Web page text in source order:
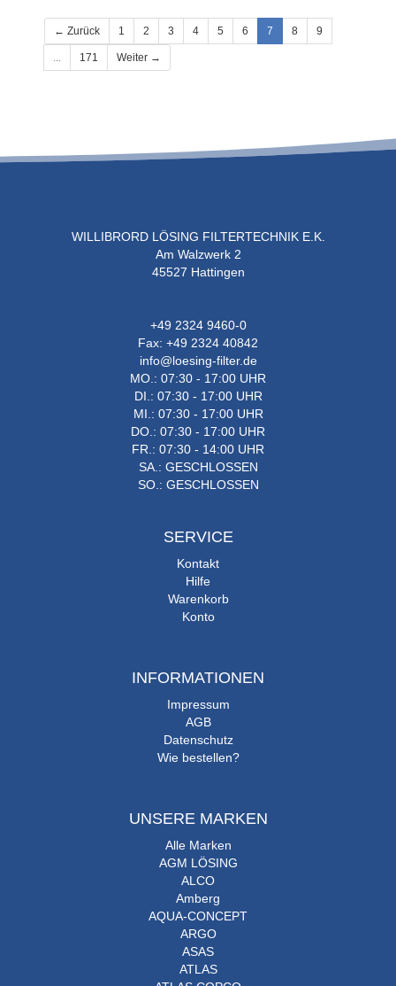
← Zurück 1 2 3 4 5 6 7 8 9
... 171 Weiter →
WILLIBRORD LÖSING FILTERTECHNIK E.K.
Am Walzwerk 2
45527 Hattingen
+49 2324 9460-0
Fax: +49 2324 40842
info@loesing-filter.de
MO.: 07:30 - 17:00 UHR
DI.: 07:30 - 17:00 UHR
MI.: 07:30 - 17:00 UHR
DO.: 07:30 - 17:00 UHR
FR.: 07:30 - 14:00 UHR
SA.: GESCHLOSSEN
SO.: GESCHLOSSEN
SERVICE
Kontakt
Hilfe
Warenkorb
Konto
INFORMATIONEN
Impressum
AGB
Datenschutz
Wie bestellen?
UNSERE MARKEN
Alle Marken
AGM LÖSING
ALCO
Amberg
AQUA-CONCEPT
ARGO
ASAS
ATLAS